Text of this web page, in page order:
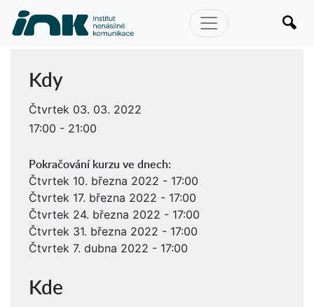
Kdy
Čtvrtek 03. 03. 2022
17:00 - 21:00
Pokračování kurzu ve dnech:
Čtvrtek 10. března 2022 - 17:00
Čtvrtek 17. března 2022 - 17:00
Čtvrtek 24. března 2022 - 17:00
Čtvrtek 31. března 2022 - 17:00
Čtvrtek 7. dubna 2022 - 17:00
Kde